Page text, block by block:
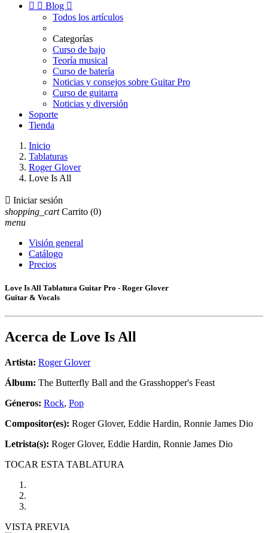
  Blog 
Todos los artículos
Categorías
Curso de bajo
Teoría musical
Curso de batería
Noticias y consejos sobre Guitar Pro
Curso de guitarra
Noticias y diversión
Soporte
Tienda
Inicio
Tablaturas
Roger Glover
Love Is All
 Iniciar sesión
shopping_cart Carrito (0)
menu
Visión general
Catálogo
Precios
Love Is All Tablatura Guitar Pro - Roger Glover
Guitar & Vocals
Acerca de Love Is All
Artista: Roger Glover
Álbum: The Butterfly Ball and the Grasshopper's Feast
Géneros: Rock, Pop
Compositor(es): Roger Glover, Eddie Hardin, Ronnie James Dio
Letrista(s): Roger Glover, Eddie Hardin, Ronnie James Dio
TOCAR ESTA TABLATURA
VISTA PREVIA